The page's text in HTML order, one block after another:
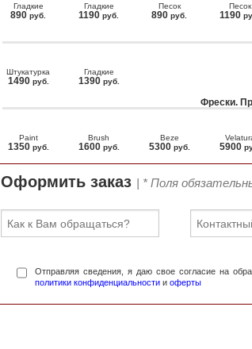
Гладкие
890 руб.
Гладкие
1190 руб.
Песок
890 руб.
Песок
1190
Штукатурка
1490 руб.
Гладкие
1390 руб.
Фрески.
Paint
1350 руб.
Brush
1600 руб.
Beze
5300 руб. 5900
Оформить заказ | * Поля
Отправляя сведения, я даю свое согласие на
политики конфиденциальности и оферты